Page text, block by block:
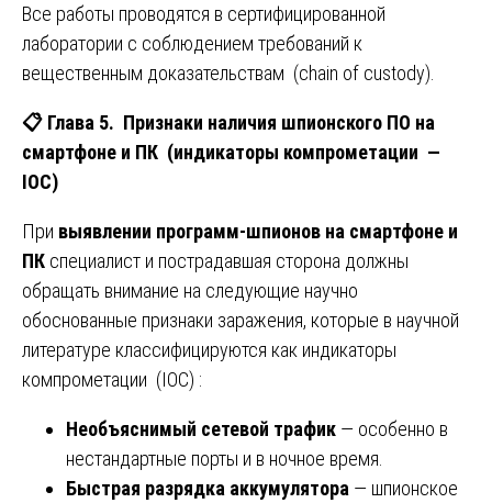
Все работы проводятся в сертифицированной
лаборатории с соблюдением требований к
вещественным доказательствам (chain of custody).
📋 Глава 5. Признаки наличия шпионского ПО на
смартфоне и ПК (индикаторы компрометации —
IOC)
При выявлении программ-шпионов на смартфоне и
ПК специалист и пострадавшая сторона должны
обращать внимание на следующие научно
обоснованные признаки заражения, которые в научной
литературе классифицируются как индикаторы
компрометации (IOC) :
Необъяснимый сетевой трафик — особенно в
нестандартные порты и в ночное время.
Быстрая разрядка аккумулятора — шпионское